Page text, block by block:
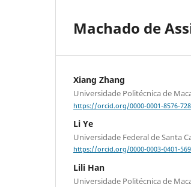
Machado de
Xiang Zhang
Universidade Politécnica de
https://orcid.org/0000-0001-8576-
Li Ye
Universidade Federal de Santa
https://orcid.org/0000-0003-0401-
Lili Han
Universidade Politécnica de